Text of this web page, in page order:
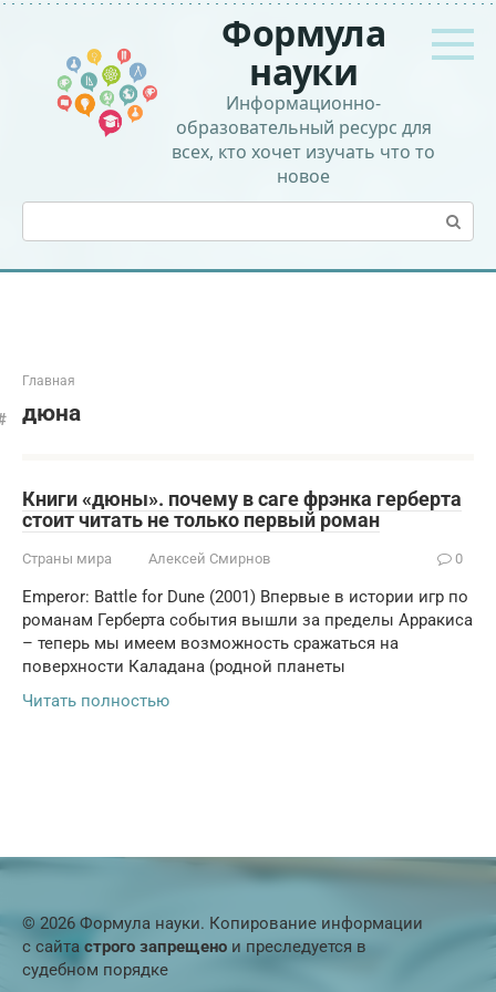
Перейти
контенту
Формула
науки
Информационно-
образовательный ресурс для
всех, кто хочет изучать что то
новое
Поиск:
Главная
дюна
Книги «дюны». почему в саге фрэнка герберта
стоит читать не только первый роман
Страны мира Алексей Смирнов 0
Emperor: Battle for Dune (2001) Впервые в истории игр по
романам Герберта события вышли за пределы Арракиса
– теперь мы имеем возможность сражаться на
поверхности Каладана (родной планеты
Читать полностью
© 2026 Формула науки. Копирование информации
с сайта строго запрещено и преследуется в
судебном порядке